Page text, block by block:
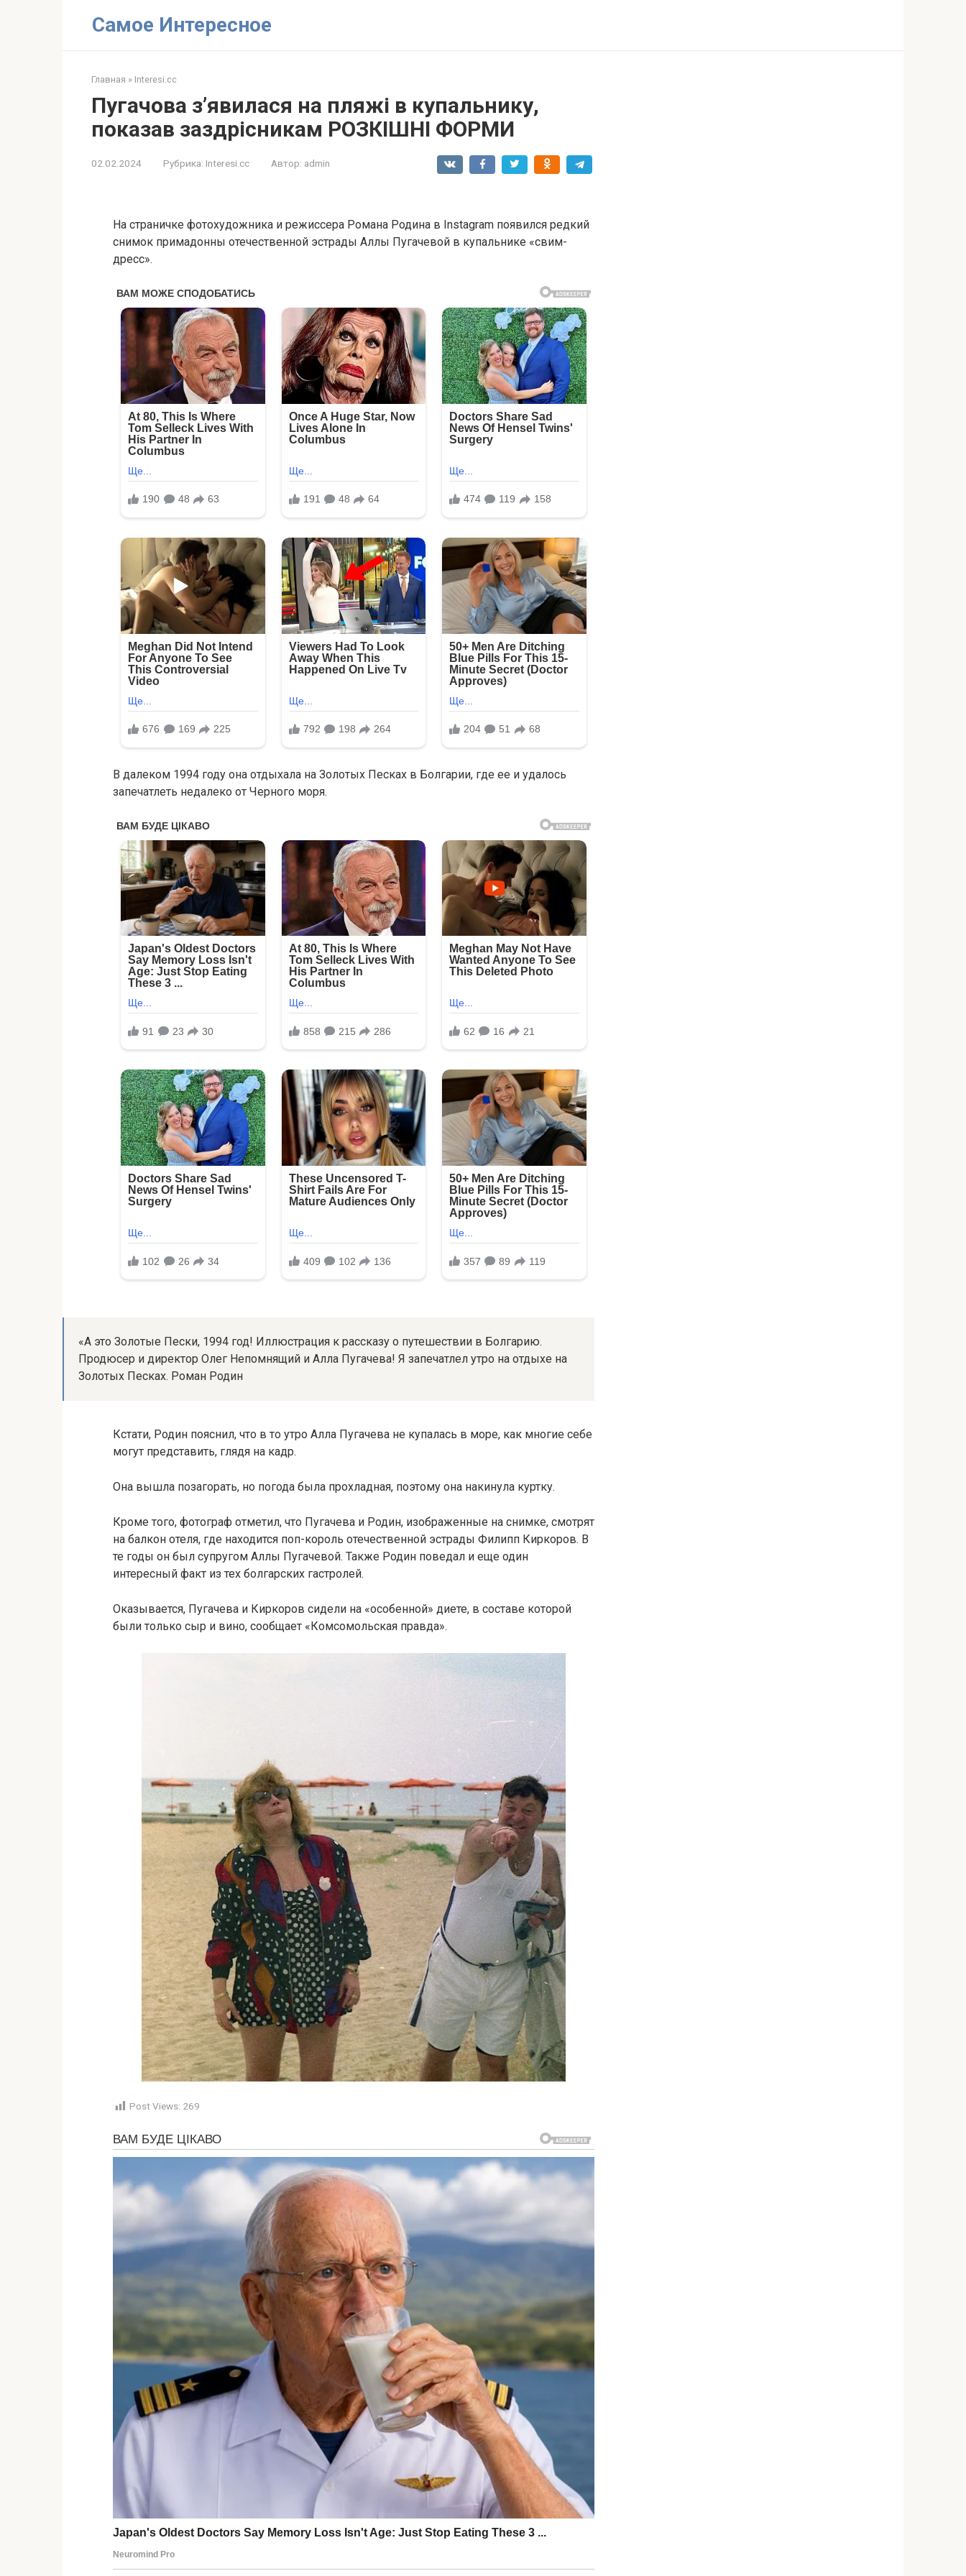
Самое Интересное
Главная » Interesi.cc
Пугачова з’явилася на пляжі в купальнику,
показав заздрісникам РОЗКІШНІ ФОРМИ
02.02.2024 Рубрика: Interesi.cc Автор: admin
На страничке фотохудожника и режиссера Романа Родина в Instagram появился редкий
снимок примадонны отечественной эстрады Аллы Пугачевой в купальнике «свим-
дресс».
В далеком 1994 году она отдыхала на Золотых Песках в Болгарии, где ее и удалось
запечатлеть недалеко от Черного моря.
«А это Золотые Пески, 1994 год! Иллюстрация к рассказу о путешествии в Болгарию.
Продюсер и директор Олег Непомнящий и Алла Пугачева! Я запечатлел утро на отдыхе на
Золотых Песках. Роман Родин
Кстати, Родин пояснил, что в то утро Алла Пугачева не купалась в море, как многие себе
могут представить, глядя на кадр.
Она вышла позагорать, но погода была прохладная, поэтому она накинула куртку.
Кроме того, фотограф отметил, что Пугачева и Родин, изображенные на снимке, смотрят
на балкон отеля, где находится поп-король отечественной эстрады Филипп Киркоров. В
те годы он был супругом Аллы Пугачевой. Также Родин поведал и еще один
интересный факт из тех болгарских гастролей.
Оказывается, Пугачева и Киркоров сидели на «особенной» диете, в составе которой
были только сыр и вино, сообщает «Комсомольская правда».
Post Views: 269